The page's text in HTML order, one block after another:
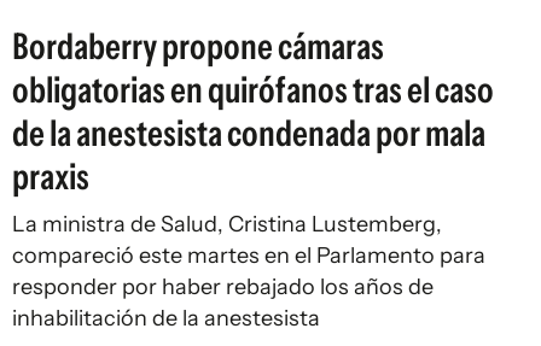
Bordaberry propone cámaras
obligatorias en quirófanos tras el caso
de la anestesista condenada por mala
praxis
La ministra de Salud, Cristina Lustemberg,
compareció este martes en el Parlamento para
responder por haber rebajado los años de
inhabilitación de la anestesista